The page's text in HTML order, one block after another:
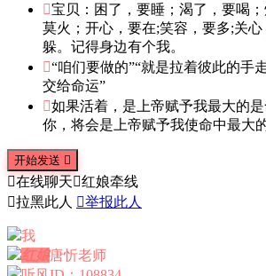
宝贝：困了，要睡；渴了，要喝；
莫火；开心，要在;笑容，要多;关
躲。记得身边有个我。
“咱们要做的”“就是拉着彼此的手
交给命运”
如果活着，是上帝赋予我最大的
你，将会是上帝赋予我使命中最大
开始发送 
在线聊天红娘牵线
拉黑此人 举报此人
我
红娘唐忻老师